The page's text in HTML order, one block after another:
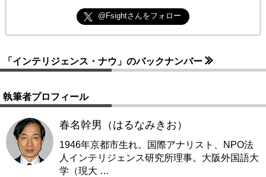
@Fsightさんをフォロー
「インテリジェンス・ナウ」のバックナンバー
執筆者プロフィール
春名幹男（はるなみきお）
1946年京都市生れ。国際アナリスト、NPO法
人インテリジェンス研究所理事。大阪外国語大
学（現大 …